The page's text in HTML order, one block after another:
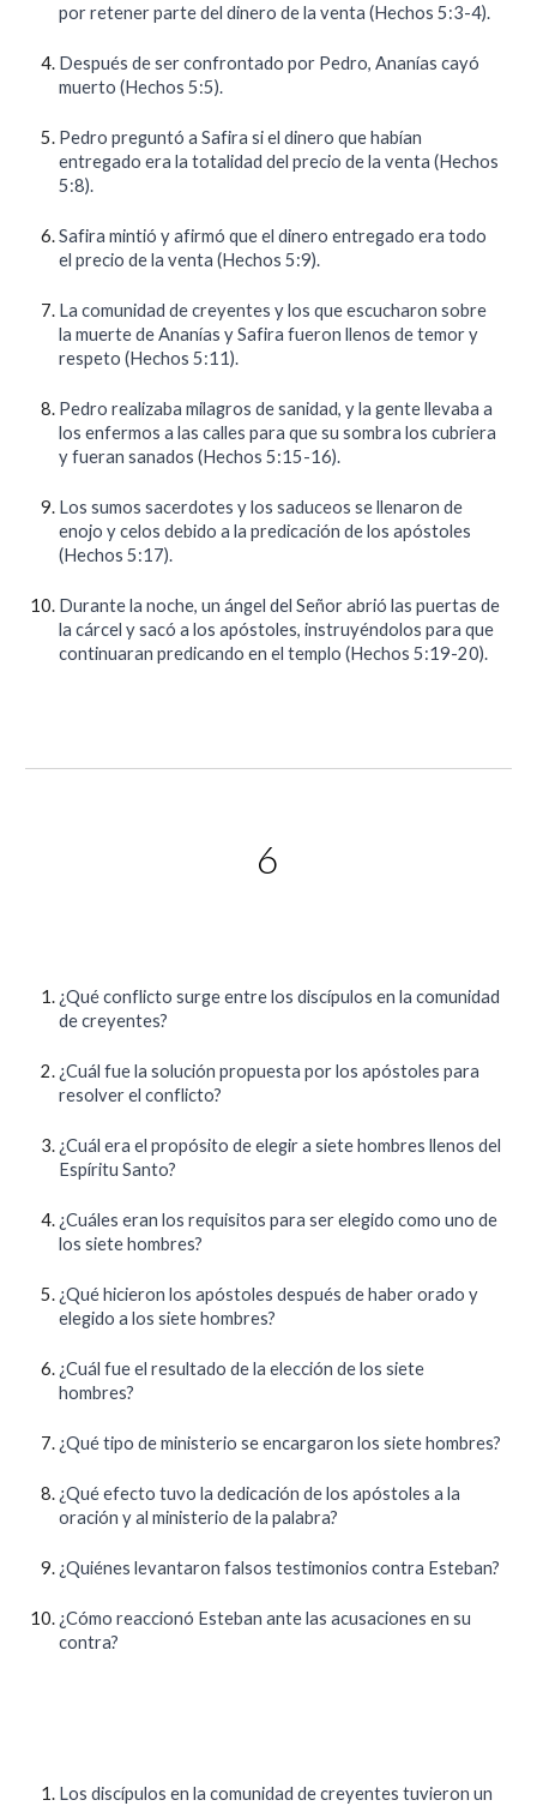
por retener parte del dinero de la venta (Hechos 5:3-4).
Después de ser confrontado por Pedro, Ananías cayó
muerto (Hechos 5:5).
Pedro preguntó a Safira si el dinero que habían
entregado era la totalidad del precio de la venta (Hechos
5:8).
Safira mintió y afirmó que el dinero entregado era todo
el precio de la venta (Hechos 5:9).
La comunidad de creyentes y los que escucharon sobre
la muerte de Ananías y Safira fueron llenos de temor y
respeto (Hechos 5:11).
Pedro realizaba milagros de sanidad, y la gente llevaba a
los enfermos a las calles para que su sombra los cubriera
y fueran sanados (Hechos 5:15-16).
Los sumos sacerdotes y los saduceos se llenaron de
enojo y celos debido a la predicación de los apóstoles
(Hechos 5:17).
Durante la noche, un ángel del Señor abrió las puertas de
la cárcel y sacó a los apóstoles, instruyéndolos para que
continuaran predicando en el templo (Hechos 5:19-20).
6
¿Qué conflicto surge entre los discípulos en la comunidad
de creyentes?
¿Cuál fue la solución propuesta por los apóstoles para
resolver el conflicto?
¿Cuál era el propósito de elegir a siete hombres llenos del
Espíritu Santo?
¿Cuáles eran los requisitos para ser elegido como uno de
los siete hombres?
¿Qué hicieron los apóstoles después de haber orado y
elegido a los siete hombres?
¿Cuál fue el resultado de la elección de los siete
hombres?
¿Qué tipo de ministerio se encargaron los siete hombres?
¿Qué efecto tuvo la dedicación de los apóstoles a la
oración y al ministerio de la palabra?
¿Quiénes levantaron falsos testimonios contra Esteban?
¿Cómo reaccionó Esteban ante las acusaciones en su
contra?
Los discípulos en la comunidad de creyentes tuvieron un